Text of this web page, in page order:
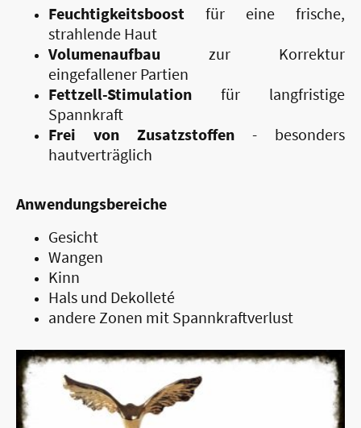
Feuchtigkeitsboost für eine frische,
strahlende Haut
Volumenaufbau zur Korrektur
eingefallener Partien
Fettzell-Stimulation für langfristige
Spannkraft
Frei von Zusatzstoffen - besonders
hautverträglich
Anwendungsbereiche
Gesicht
Wangen
Kinn
Hals und Dekolleté
andere Zonen mit Spannkraftverlust